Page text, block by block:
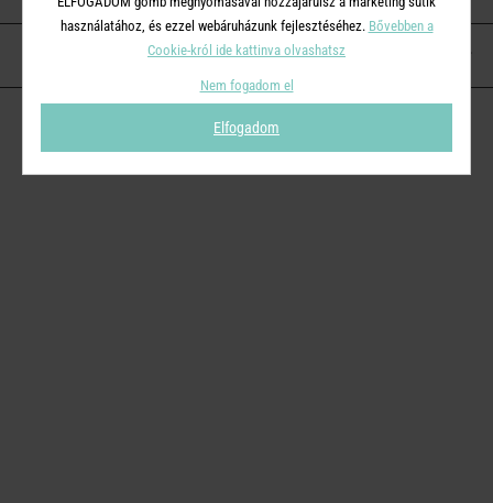
KAPCSOLAT
használatához, és ezzel webáruházunk fejlesztéséhez. Bővebben a
Cookie-król ide kattinva olvashatsz
Nem fogadom el
Elfogadom